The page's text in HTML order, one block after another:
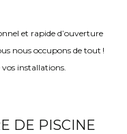
et rapide d’ouverture
nous occupons de tout !
installations.
DE PISCINE